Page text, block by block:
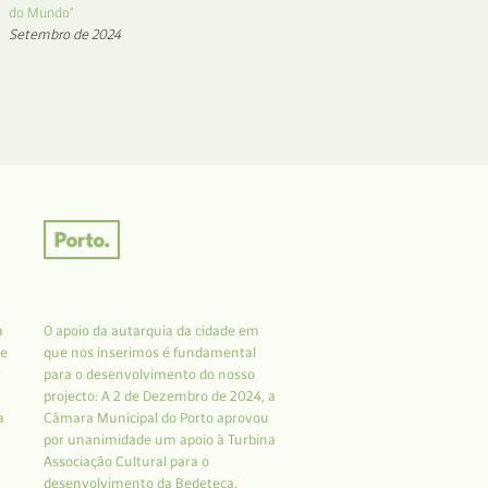
do Mundo”
Setembro de 2024
O apoio da autarquia da cidade em
que nos inserimos é fundamental
para o desenvolvimento do nosso
projecto: A 2 de Dezembro de 2024, a
Câmara Municipal do Porto aprovou
por unanimidade um apoio à Turbina
Associação Cultural para o
desenvolvimento da Bedeteca.